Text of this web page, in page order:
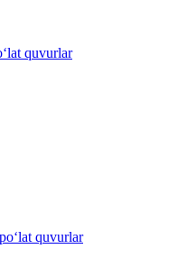
quvurlar
quvurlar